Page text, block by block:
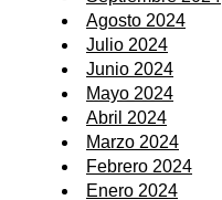
Agosto 2024
Julio 2024
Junio 2024
Mayo 2024
Abril 2024
Marzo 2024
Febrero 2024
Enero 2024